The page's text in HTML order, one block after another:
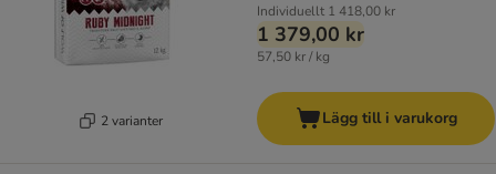
2 varianter
Individuellt 1 418,00 kr
1 379,00 kr
57,50 kr / kg
Lägg till i varukorg